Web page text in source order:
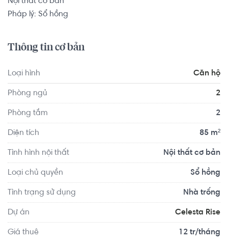
Pháp lý: Sổ hồng
Thông tin cơ bản
Loại hình Căn hộ
Phòng ngủ 2
Phòng tắm 2
Diện tích 85 m²
Tình hình nội thất Nội thất cơ bản
Loại chủ quyền Sổ hồng
Tình trạng sử dụng Nhà trống
Dự án Celesta Rise
Giá thuê 12 tr/tháng